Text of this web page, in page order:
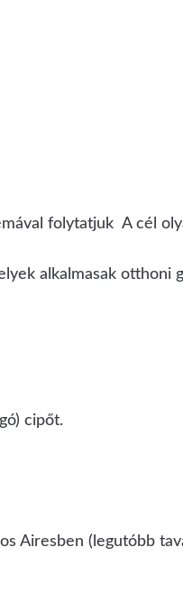
folytatjuk A cél
alkalmasak otthoni
cipőt.
Airesben (legutóbb